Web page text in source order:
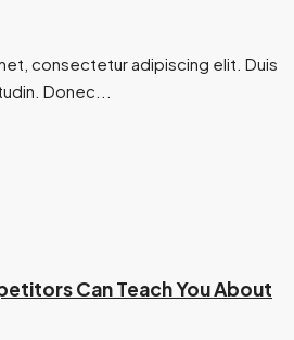
consectetur adipiscing elit. Duis
Donec...
Can Teach You About